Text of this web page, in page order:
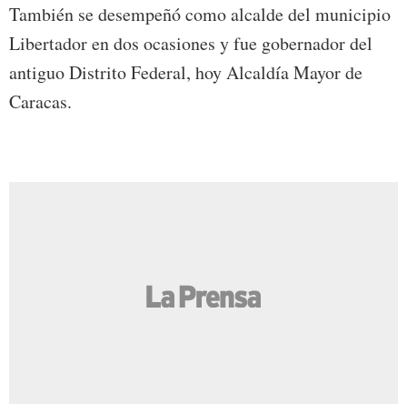
También se desempeñó como alcalde del municipio
Libertador en dos ocasiones y fue gobernador del
antiguo Distrito Federal, hoy Alcaldía Mayor de
Caracas.